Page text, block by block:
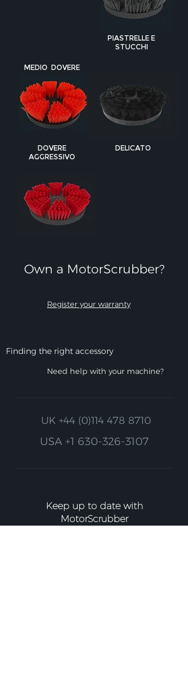
PIASTRELLE E
STUCCHI
MEDIO DOVERE
DOVERE
AGGRESSIVO
DELICATO
Own a MotorScrubber?​
Register your warranty
Finding the right accessory
Need help with your machine?
UK +44 (0)114 478 8710
USA +1 630-326-3107
Keep up to date with
MotorScrubber